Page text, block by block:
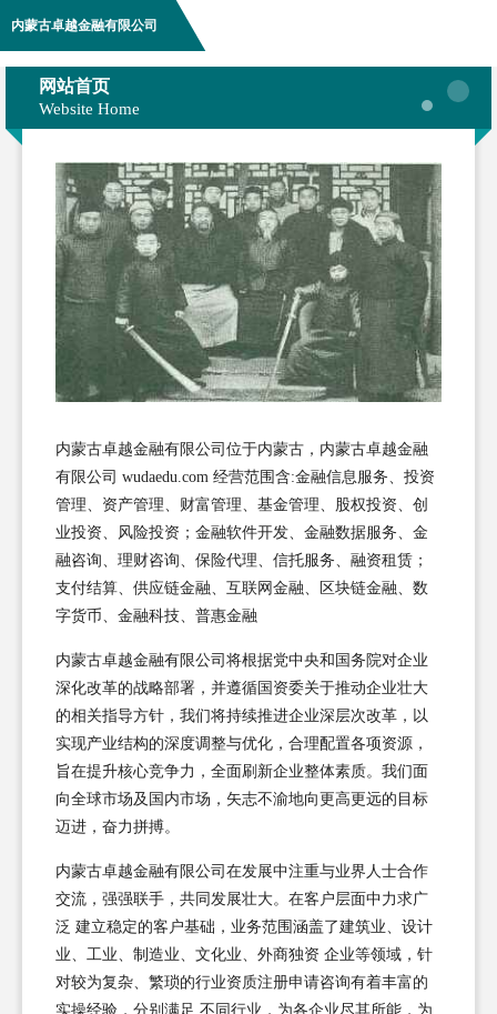
内蒙古卓越金融有限公司
网站首页
Website Home
内蒙古卓越金融有限公司位于内蒙古，内蒙古卓越金融
有限公司 wudaedu.com 经营范围含:金融信息服务、投资
管理、资产管理、财富管理、基金管理、股权投资、创
业投资、风险投资；金融软件开发、金融数据服务、金
融咨询、理财咨询、保险代理、信托服务、融资租赁；
支付结算、供应链金融、互联网金融、区块链金融、数
字货币、金融科技、普惠金融
内蒙古卓越金融有限公司将根据党中央和国务院对企业
深化改革的战略部署，并遵循国资委关于推动企业壮大
的相关指导方针，我们将持续推进企业深层次改革，以
实现产业结构的深度调整与优化，合理配置各项资源，
旨在提升核心竞争力，全面刷新企业整体素质。我们面
向全球市场及国内市场，矢志不渝地向更高更远的目标
迈进，奋力拼搏。
内蒙古卓越金融有限公司在发展中注重与业界人士合作
交流，强强联手，共同发展壮大。在客户层面中力求广
泛 建立稳定的客户基础，业务范围涵盖了建筑业、设计
业、工业、制造业、文化业、外商独资 企业等领域，针
对较为复杂、繁琐的行业资质注册申请咨询有着丰富的
实操经验，分别满足 不同行业，为各企业尽其所能，为